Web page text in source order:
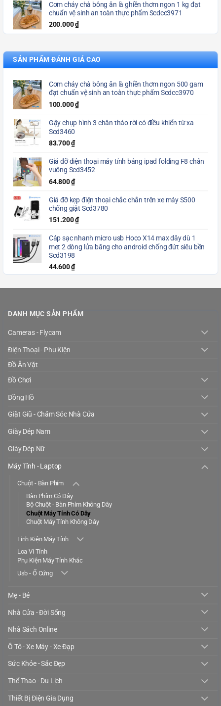
Cơm cháy chà bông ăn là ghiền thơm ngon 1 kg đạt
chuẩn vệ sinh an toàn thực phẩm Scdcc3971
200.000₫
SẢN PHẨM ĐÁNH GIÁ CAO
Cơm cháy chà bông ăn là ghiền thơm ngon 500 gam
đạt chuẩn vệ sinh an toàn thực phẩm Scdcc3970
100.000₫
Gậy chụp hình 3 chân tháo rời có điều khiển từ xa
Scd3460
83.700₫
Giá đỡ điện thoại máy tính bảng ipad folding F8 chân
vuông Scd3452
64.800₫
Giá đỡ kẹp điện thoại chắc chắn trên xe máy S500
chống giật Scd3780
151.200₫
Cáp sạc nhanh micro usb Hoco X14 max dây dù 1
met 2 dòng lửa băng cho android chống đứt siêu bền
Scd3198
44.600₫
DANH MỤC SẢN PHẨM
Cameras - Flycam
Điện Thoại - Phụ Kiện
Đồ Ăn Vặt
Đồ Chơi
Đồng Hồ
Giặt Giũ - Chăm Sóc Nhà Cửa
Giày Dép Nam
Giày Dép Nữ
Máy Tính - Laptop
Chuột - Bàn Phím
Bàn Phím Có Dây
Bộ Chuột - Bàn Phím Không Dây
Chuột Máy Tính Có Dây
Chuột Máy Tính Không Dây
Linh Kiện Máy Tính
Loa Vi Tính
Phụ Kiện Máy Tính Khác
Usb - Ổ Cứng
Mẹ - Bé
Nhà Cửa - Đời Sống
Nhà Sách Online
Ô Tô - Xe Máy - Xe Đạp
Sức Khỏe - Sắc Đẹp
Thể Thao - Du Lịch
Thiết Bị Điện Gia Dụng